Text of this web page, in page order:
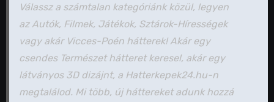
Válassz a számtalan kategóriánk közül, legyen
az Autók, Filmek, Játékok, Sztárok-Hírességek
vagy akár Vicces-Poén hátterek! Akár egy
csendes Természet hátteret keresel, akár egy
látványos 3D dizájnt, a Hatterkepek24.hu-n
megtalálod. Mi több, új háttereket adunk hozzá